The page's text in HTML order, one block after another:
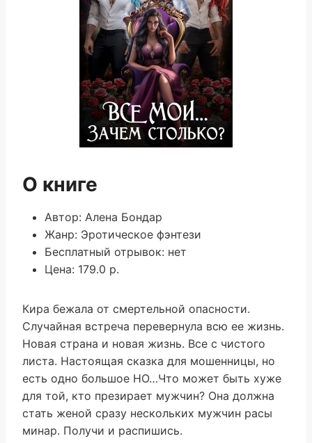
О книге
Автор: Алена Бондар
Жанр: Эротическое фэнтези
Бесплатный отрывок: нет
Цена: 179.0 р.
Кира бежала от смертельной опасности.
Случайная встреча перевернула всю ее жизнь.
Новая страна и новая жизнь. Все с чистого
листа. Настоящая сказка для мошенницы, но
есть одно большое НО…Что может быть хуже
для той, кто презирает мужчин? Она должна
стать женой сразу нескольких мужчин расы
минар. Получи и распишись.